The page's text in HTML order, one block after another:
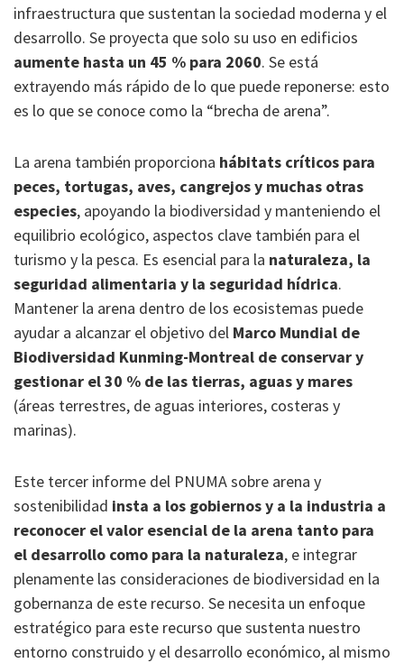
infraestructura que sustentan la sociedad moderna y el
desarrollo. Se proyecta que solo su uso en edificios
aumente hasta un 45 % para 2060. Se está
extrayendo más rápido de lo que puede reponerse: esto
es lo que se conoce como la “brecha de arena”.
La arena también proporciona hábitats críticos para
peces, tortugas, aves, cangrejos y muchas otras
especies, apoyando la biodiversidad y manteniendo el
equilibrio ecológico, aspectos clave también para el
turismo y la pesca. Es esencial para la naturaleza, la
seguridad alimentaria y la seguridad hídrica.
Mantener la arena dentro de los ecosistemas puede
ayudar a alcanzar el objetivo del Marco Mundial de
Biodiversidad Kunming-Montreal de conservar y
gestionar el 30 % de las tierras, aguas y mares
(áreas terrestres, de aguas interiores, costeras y
marinas).
Este tercer informe del PNUMA sobre arena y
sostenibilidad insta a los gobiernos y a la industria a
reconocer el valor esencial de la arena tanto para
el desarrollo como para la naturaleza, e integrar
plenamente las consideraciones de biodiversidad en la
gobernanza de este recurso. Se necesita un enfoque
estratégico para este recurso que sustenta nuestro
entorno construido y el desarrollo económico, al mismo